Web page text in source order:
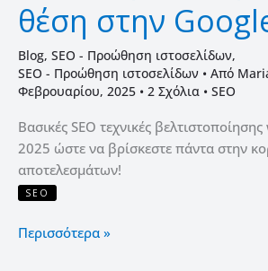
θέση στην
Blog, SEO - Προώθηση ιστοσελίδων,
SEO - Προώθηση ιστοσελίδων • Από
Φεβρουαρίου, 2025 • 2 Σχόλια • SEO
Βασικές SEO τεχνικές
2025 ώστε να βρίσκεστε πάντα στην
αποτελεσμάτων!
SEO
Περισσότερα »